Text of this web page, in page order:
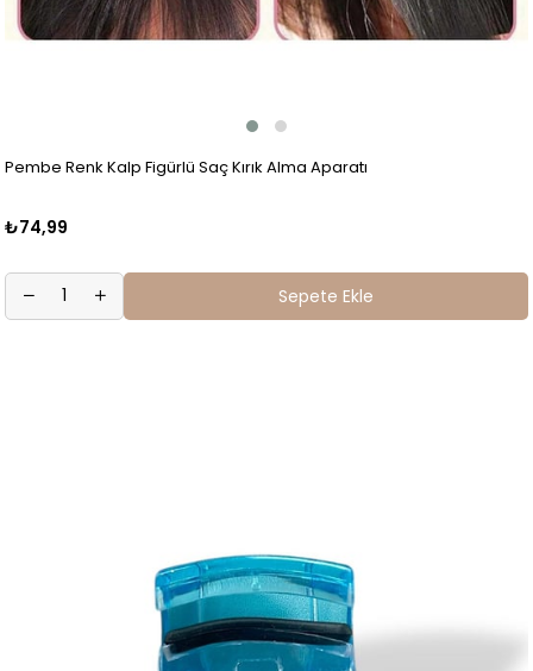
Pembe Renk Kalp Figürlü Saç Kırık Alma Aparatı
₺74,99
Sepete Ekle